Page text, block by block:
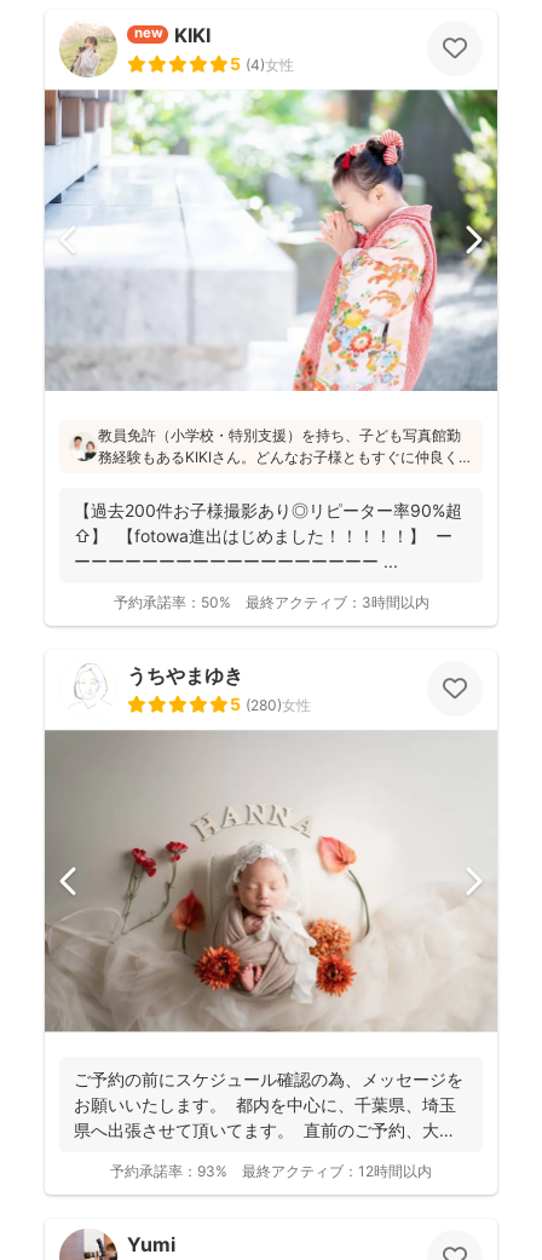
new KIKI
5 (4)女性
教員免許（小学校・特別支援）を持ち、子ども写真館勤
務経験もあるKIKIさん。どんなお子様ともすぐに仲良くな
を引き出し、日々成長している大切な瞬間を写真に記録
することを大切にされています(^^)
【過去200件お子様撮影あり◎リピーター率90%超
⇧】 【fotowa進出はじめました！！！！！】 ー
ーーーーーーーーーーーーーーーーーー ...
予約承諾率： 50% 最終アクティブ： 3時間以内
うちやまゆき
5 (280)女性
ご予約の前にスケジュール確認の為、 メッセージを
お願いいたします。 都内を中心に、千葉県、埼玉
県へ出張させて頂いてます。 直前のご予約、大歓
予約承諾率： 93% 最終アクティブ： 12時間以内
Yumi